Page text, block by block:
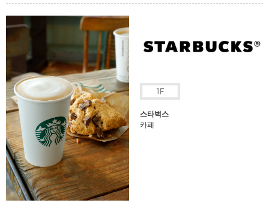
스타벅스
카페